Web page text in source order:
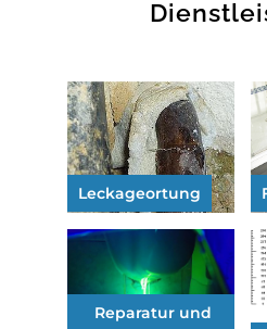
Leckageortung
Reparatur und